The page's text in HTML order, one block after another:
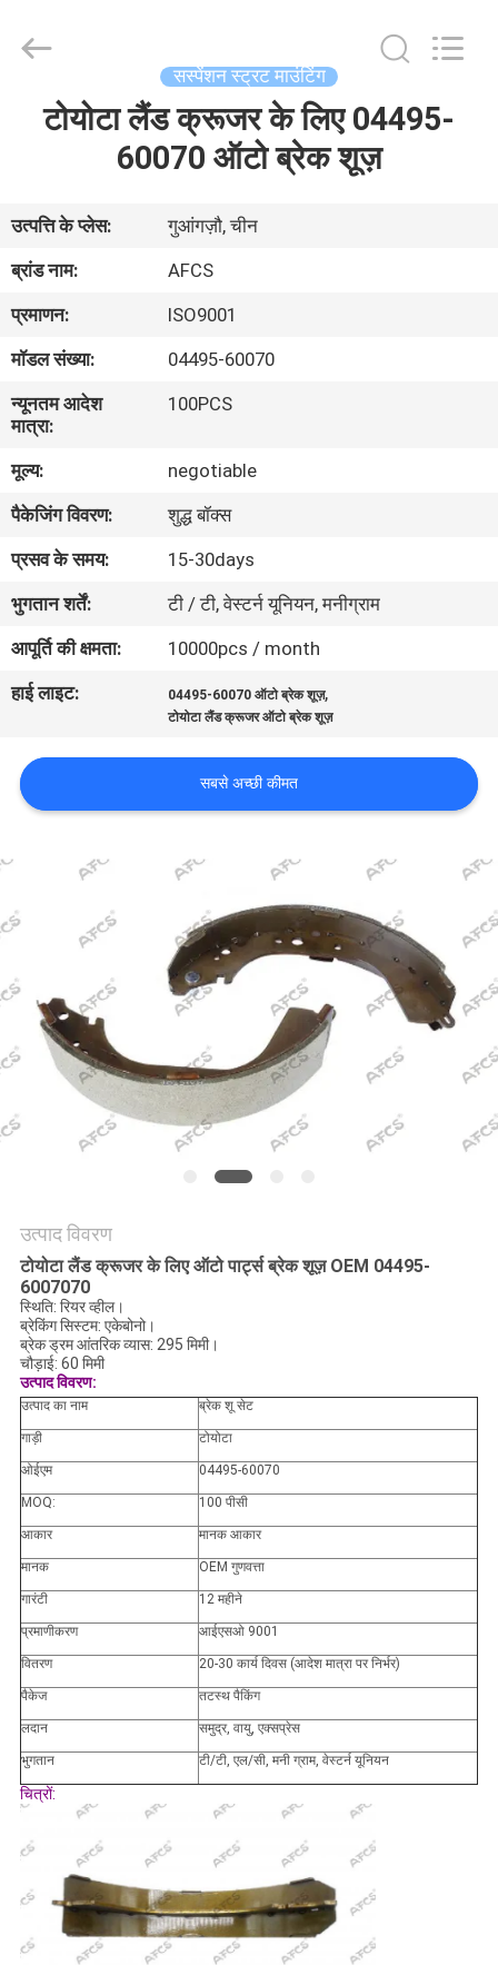
वीडियो
हमारे
बारे
में
कारखाने
का
दौरा
गुणवत्ता
नियंत्रण
संपर्क
करें
मांगें
साइटमैप
गोपनीयता
PARTS
Reserved.
सस्पेंशन स्ट्रट माउंटिंग
टोयोटा लैंड क्रूजर के लिए 04495-
60070 ऑटो ब्रेक शूज़
उत्पत्ति के प्लेस:
गुआंगज़ौ, चीन
ब्रांड नाम:
AFCS
प्रमाणन:
ISO9001
मॉडल संख्या:
04495-60070
न्यूनतम आदेश
मात्रा:
100PCS
मूल्य:
negotiable
पैकेजिंग विवरण:
शुद्ध बॉक्स
प्रसव के समय:
15-30days
भुगतान शर्तें:
टी / टी, वेस्टर्न यूनियन, मनीग्राम
आपूर्ति की क्षमता:
10000pcs / month
हाई लाइट:
04495-60070 ऑटो ब्रेक शूज़,
टोयोटा लैंड क्रूजर ऑटो ब्रेक शूज़
सबसे अच्छी कीमत
उत्पाद विवरण
टोयोटा लैंड क्रूजर के लिए ऑटो पार्ट्स ब्रेक शूज़ OEM 04495-
6007070
स्थिति: रियर व्हील।
ब्रेकिंग सिस्टम: एकेबोनो।
ब्रेक ड्रम आंतरिक व्यास: 295 मिमी।
चौड़ाई: 60 मिमी
उत्पाद विवरण:
उत्पाद का नाम ब्रेक शू सेट
गाड़ी टोयोटा
ओईएम 04495-60070
MOQ: 100 पीसी
आकार मानक आकार
मानक OEM गुणवत्ता
गारंटी 12 महीने
प्रमाणीकरण आईएसओ 9001
वितरण 20-30 कार्य दिवस (आदेश मात्रा पर निर्भर)
पैकेज तटस्थ पैकिंग
लदान समुद्र, वायु, एक्सप्रेस
भुगतान टी/टी, एल/सी, मनी ग्राम, वेस्टर्न यूनियन
चित्रों: